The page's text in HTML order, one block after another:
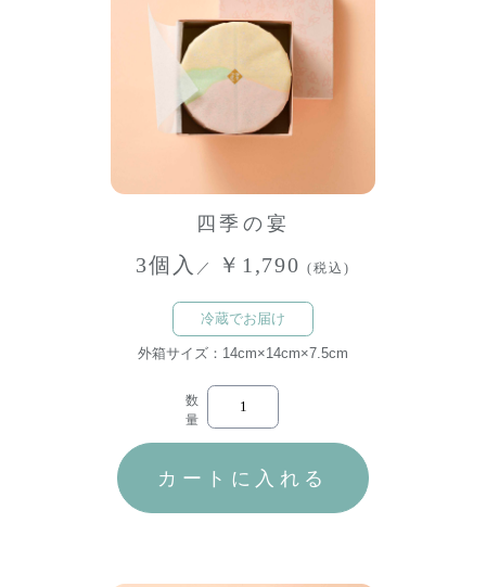
四季の宴
3個入 ／ ￥1,790 (税込)
冷蔵でお届け
外箱サイズ：14cm×14cm×7.5cm